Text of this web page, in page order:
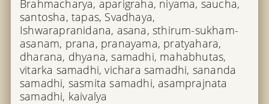
Brahmacharya, aparigraha, niyama, saucha,
santosha, tapas, Svadhaya,
Ishwarapranidana, asana, sthirum-sukham-
asanam, prana, pranayama, pratyahara,
dharana, dhyana, samadhi, mahabhutas,
vitarka samadhi, vichara samadhi, sananda
samadhi, sasmita samadhi, asamprajnata
samadhi, kaivalya